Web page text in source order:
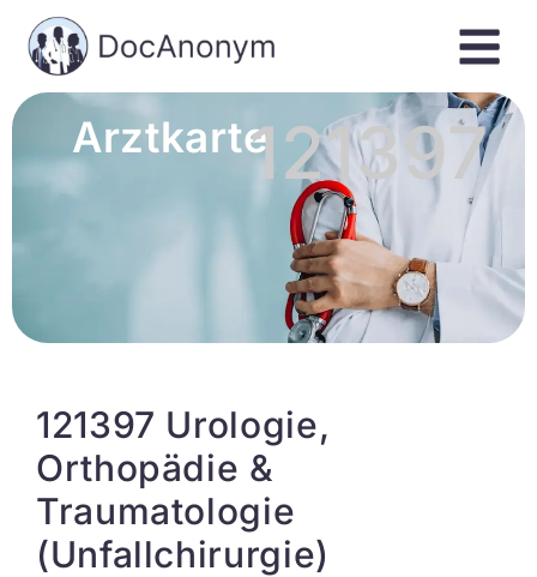
Arztkarte121397
121397 Urologie,
Orthopädie &
Traumatologie
(Unfallchirurgie)